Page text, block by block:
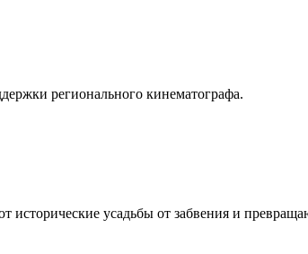
регионального кинематографа.
исторические усадьбы от забвения и